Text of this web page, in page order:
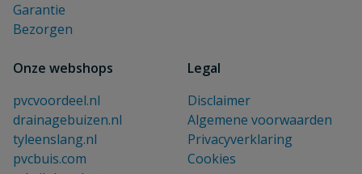
Garantie
Bezorgen
Onze webshops
pvcvoordeel.nl
drainagebuizen.nl
tyleenslang.nl
pvcbuis.com
Legal
Disclaimer
Algemene voorwaarden
Privacyverklaring
Cookies